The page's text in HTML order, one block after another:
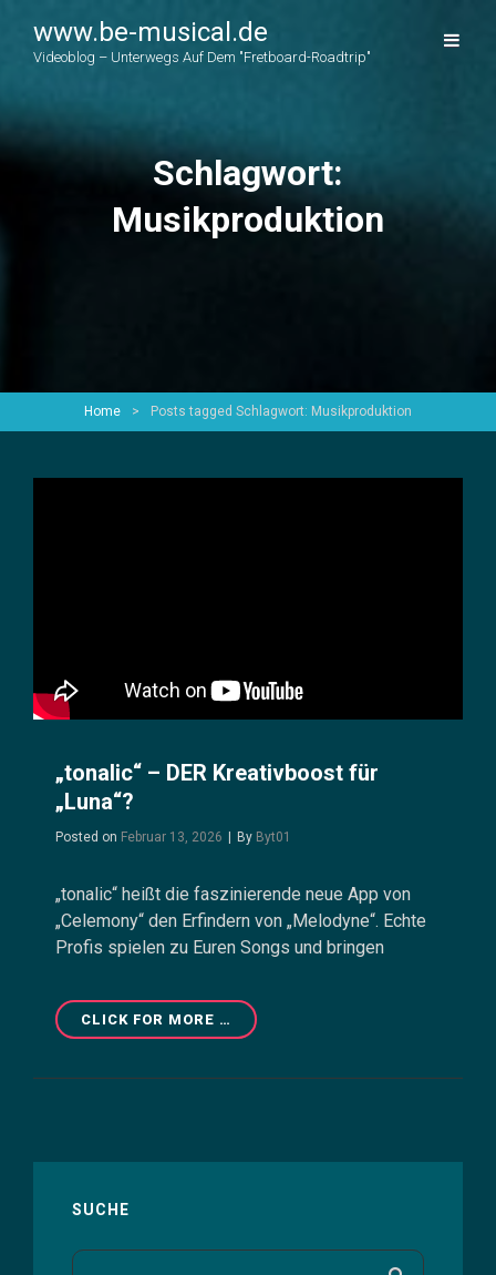
www.be-musical.de
Videoblog – Unterwegs Auf Dem "Fretboard-Roadtrip"
Schlagwort:
Musikproduktion
Home > Posts tagged Schlagwort: Musikproduktion
„tonalic“ – DER Kreativboost für
„Luna“?
Posted on Februar 13, 2026 By Byline
Byt01
„tonalic“ heißt die faszinierende neue App von
„Celemony“ den Erfindern von „Melodyne“. Echte
Profis spielen zu Euren Songs und bringen
CLICK FOR MORE … „TONALIC“
–
SUCHE
Search